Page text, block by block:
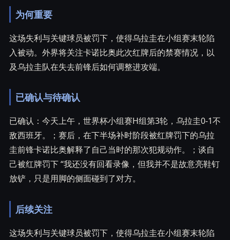
为何重要
这场失利与关键球员被罚下，使得乌拉圭在小组赛末轮陷
入被动。外界将关注卡诺比奥此次红牌后的禁赛情况，以
及乌拉圭队在失去前锋后如何调整进攻端。
已确认与待确认
已确认：今天上午，世界杯小组赛H组第3轮，乌拉圭0-1不
敌西班牙。；赛后，在下半场补时阶段被红牌罚下的乌拉
圭前锋卡诺比奥解释了自己当时的那次犯规动作。；谈自
己被红牌罚下 “我还没有回看录像，但我并不是故意亮鞋钉
放铲，只是用脚的侧面碰到了对方。
后续关注
这场失利与关键球员被罚下，使得乌拉圭在小组赛末轮陷